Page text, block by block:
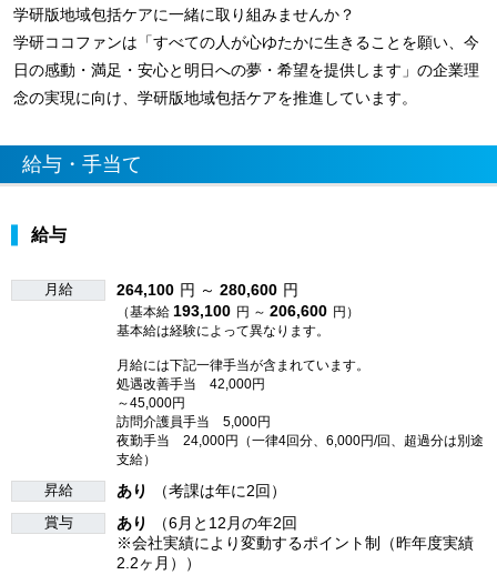
学研版地域包括ケアに一緒に取り組みませんか？
学研ココファンは「すべての人が心ゆたかに生きることを願い、今
日の感動・満足・安心と明日への夢・希望を提供します」の企業理
念の実現に向け、学研版地域包括ケアを推進しています。
給与・手当て
給与
月給 264,100 円 ～ 280,600 円
（基本給 193,100 円 ～ 206,600 円）
基本給は経験によって異なります。
月給には下記一律手当が含まれています。
処遇改善手当 42,000円
～45,000円
訪問介護員手当 5,000円
夜勤手当 24,000円（一律4回分、6,000円/回、超過分は別途
支給）
昇給 あり （考課は年に2回）
賞与 あり
（6月と12月の年2回
※会社実績により変動するポイント制（昨年度実績
2.2ヶ月））